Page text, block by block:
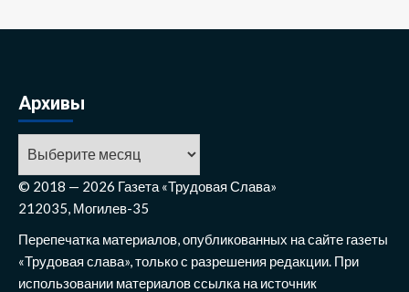
Архивы
© 2018 — 2026 Газета «Трудовая Слава»
212035, Могилев-35
Перепечатка материалов, опубликованных на сайте газеты
«Трудовая слава», только с разрешения редакции. При
использовании материалов ссылка на источник